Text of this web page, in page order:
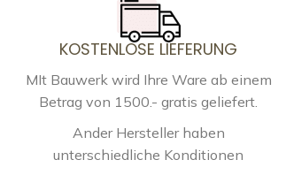
KOSTENLOSE LIEFERUNG
MIt Bauwerk wird Ihre Ware ab einem
Betrag von 1500.- gratis geliefert.
Ander Hersteller haben
unterschiedliche Konditionen